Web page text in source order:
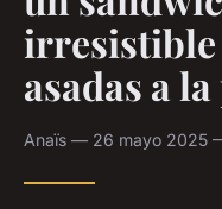
irresistible
asadas a
Anaïs — 26 mayo 2025